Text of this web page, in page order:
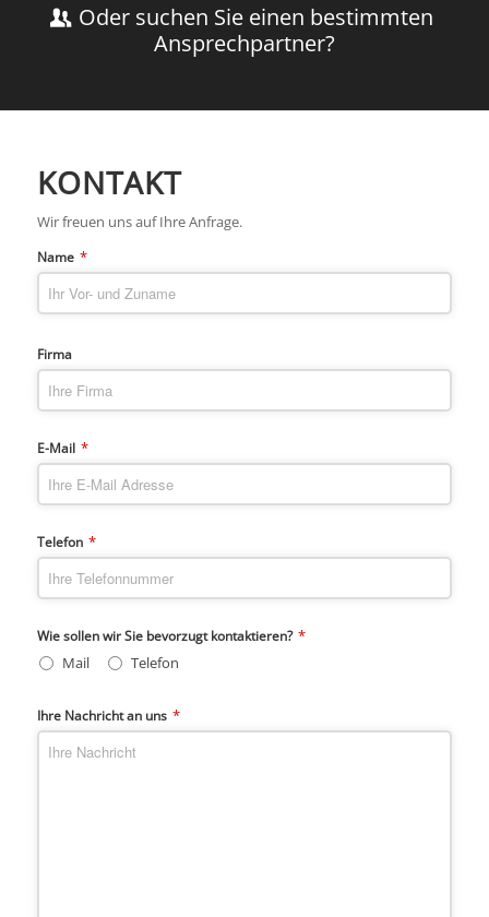
Oder suchen Sie einen bestimmten
Ansprechpartner?
KONTAKT
Wir freuen uns auf Ihre Anfrage.
Name *
Firma
E-Mail *
Telefon *
Wie sollen wir Sie bevorzugt kontaktieren? *
Mail
Telefon
Ihre Nachricht an uns *